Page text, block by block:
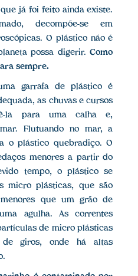
já foi feito ainda existe.
decompõe-se em
O plástico não é
possa digerir.Como
sempre.
garrafa de plástico é
as chuvas e cursos
la para uma calha e,
Flutuando no mar, a
o plástico quebradiço. O
menores a partir do
tempo, o plástico se
micro plásticas, que são
que um grão de
agulha. As correntes
de micro plásticas
de giros, onde há altas